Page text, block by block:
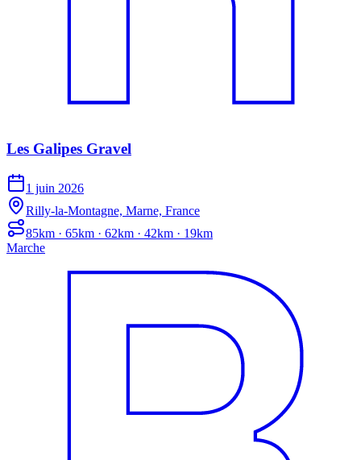
Les Galipes Gravel
1 juin 2026
Rilly-la-Montagne, Marne, France
85km · 65km · 62km · 42km · 19km
Marche